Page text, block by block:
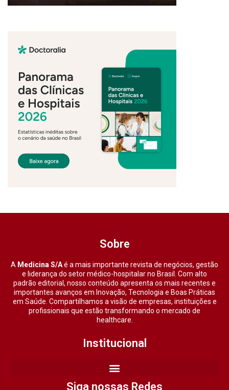
Sobre
A Medicina S/Aé a mais importante revista de negócios, gestão
e liderança do setor médico-hospitalar no Brasil. Com alto
padrão editorial, nosso conteúdo apresenta os mais recentes e
importantes avanços em Inovação, Tecnologia e Boas Práticas
em Saúde. Compartilhamos a visão de empresas, instituições e
profissionais que estão transformando o mercado de
healthcare.
Institucional
Siga nossas Redes